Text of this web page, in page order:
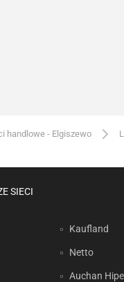
handlowe - Elgiszewo
SIECI
Kaufland
Netto
Auchan